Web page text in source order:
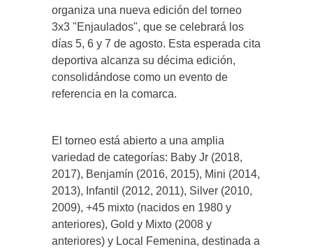
organiza una nueva edición del torneo
3x3 "Enjaulados", que se celebrará los
días 5, 6 y 7 de agosto. Esta esperada cita
deportiva alcanza su décima edición,
consolidándose como un evento de
referencia en la comarca.
El torneo está abierto a una amplia
variedad de categorías: Baby Jr (2018,
2017), Benjamín (2016, 2015), Mini (2014,
2013), Infantil (2012, 2011), Silver (2010,
2009), +45 mixto (nacidos en 1980 y
anteriores), Gold y Mixto (2008 y
anteriores) y Local Femenina, destinada a